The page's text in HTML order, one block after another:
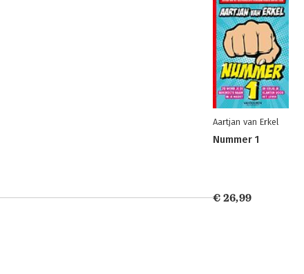
Aartjan van Erkel
Nummer 1
€ 26,99